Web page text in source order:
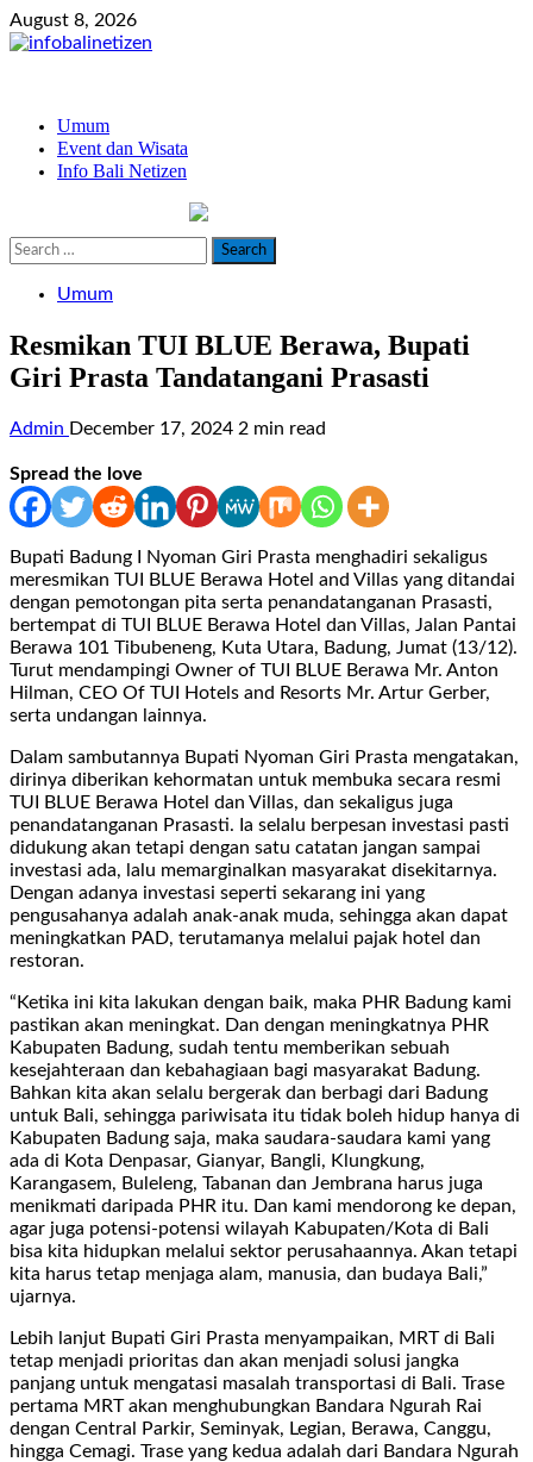
Skip
to
August 8, 2026
Primary
Menu
Umum
Event dan Wisata
Info Bali Netizen
Search
for:
Umum
Resmikan TUI BLUE Berawa, Bupati
Giri Prasta Tandatangani Prasasti
Admin December 17, 2024 2 min read
Spread the love
Bupati Badung I Nyoman Giri Prasta menghadiri sekaligus
meresmikan TUI BLUE Berawa Hotel and Villas yang ditandai
dengan pemotongan pita serta penandatanganan Prasasti,
bertempat di TUI BLUE Berawa Hotel dan Villas, Jalan Pantai
Berawa 101 Tibubeneng, Kuta Utara, Badung, Jumat (13/12).
Turut mendampingi Owner of TUI BLUE Berawa Mr. Anton
Hilman, CEO Of TUI Hotels and Resorts Mr. Artur Gerber,
serta undangan lainnya.
Dalam sambutannya Bupati Nyoman Giri Prasta mengatakan,
dirinya diberikan kehormatan untuk membuka secara resmi
TUI BLUE Berawa Hotel dan Villas, dan sekaligus juga
penandatanganan Prasasti. Ia selalu berpesan investasi pasti
didukung akan tetapi dengan satu catatan jangan sampai
investasi ada, lalu memarginalkan masyarakat disekitarnya.
Dengan adanya investasi seperti sekarang ini yang
pengusahanya adalah anak-anak muda, sehingga akan dapat
meningkatkan PAD, terutamanya melalui pajak hotel dan
restoran.
“Ketika ini kita lakukan dengan baik, maka PHR Badung kami
pastikan akan meningkat. Dan dengan meningkatnya PHR
Kabupaten Badung, sudah tentu memberikan sebuah
kesejahteraan dan kebahagiaan bagi masyarakat Badung.
Bahkan kita akan selalu bergerak dan berbagi dari Badung
untuk Bali, sehingga pariwisata itu tidak boleh hidup hanya di
Kabupaten Badung saja, maka saudara-saudara kami yang
ada di Kota Denpasar, Gianyar, Bangli, Klungkung,
Karangasem, Buleleng, Tabanan dan Jembrana harus juga
menikmati daripada PHR itu. Dan kami mendorong ke depan,
agar juga potensi-potensi wilayah Kabupaten/Kota di Bali
bisa kita hidupkan melalui sektor perusahaannya. Akan tetapi
kita harus tetap menjaga alam, manusia, dan budaya Bali,”
ujarnya.
Lebih lanjut Bupati Giri Prasta menyampaikan, MRT di Bali
tetap menjadi prioritas dan akan menjadi solusi jangka
panjang untuk mengatasi masalah transportasi di Bali. Trase
pertama MRT akan menghubungkan Bandara Ngurah Rai
dengan Central Parkir, Seminyak, Legian, Berawa, Canggu,
hingga Cemagi. Trase yang kedua adalah dari Bandara Ngurah